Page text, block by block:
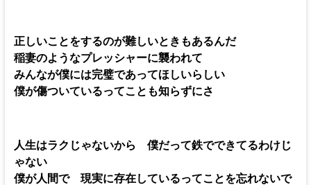
正しいことをするのが難しいときもあるんだ
稲妻のようなプレッシャーに襲われて
みんなが僕には完璧であってほしいらしい
僕が傷ついているってことも知らずにさ
人生はラクじゃないから 僕だって鉄でできてるわけじ
ゃない
僕が人間で 現実に存在しているってことを忘れないで